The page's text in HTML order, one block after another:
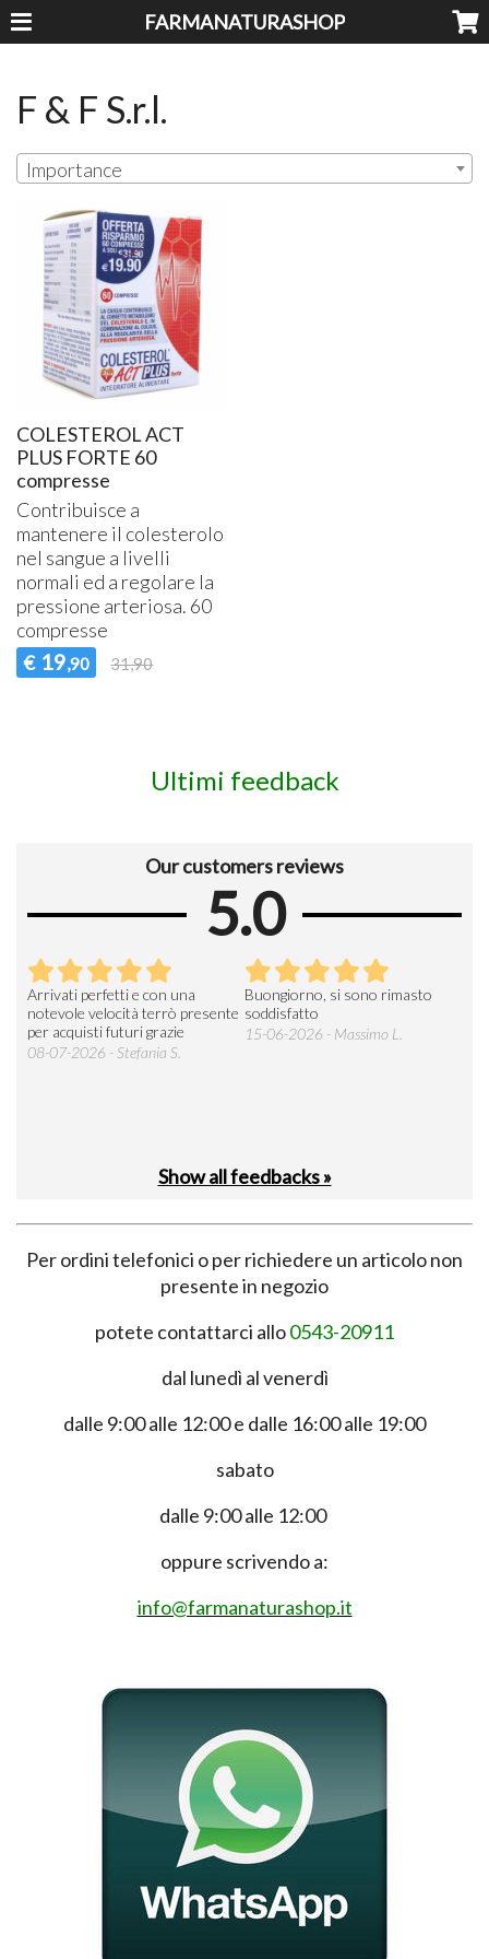
FARMANATURASHOP
F & F S.r.l.
Importance
COLESTEROL ACT
PLUS FORTE 60
compresse
Contribuisce a
mantenere il colesterolo
nel sangue a livelli
normali ed a regolare la
pressione arteriosa. 60
compresse
€ 19,90 31,90
Ultimi feedback
Our customers reviews
5.0
Arrivati perfetti e con una
notevole velocità terrò presente
per acquisti futuri grazie
08-07-2026 - Stefania S.
Buongiorno, si sono rimasto
soddisfatto
15-06-2026 - Massimo L.
Show all feedbacks »
Per ordini telefonici o per richiedere un articolo non
presente in negozio
potete contattarci allo0543-20911
dal lunedì al venerdì
dalle 9:00 alle 12:00 e dalle 16:00 alle 19:00
sabato
dalle 9:00 alle 12:00
oppure scrivendo a:
info@farmanaturashop.it